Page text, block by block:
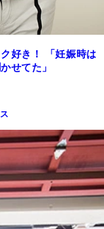
好き！ 「妊娠時は
せてた」